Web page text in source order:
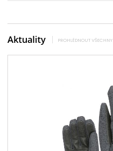
Aktuality PROHLÉDNOUT VŠECHNY